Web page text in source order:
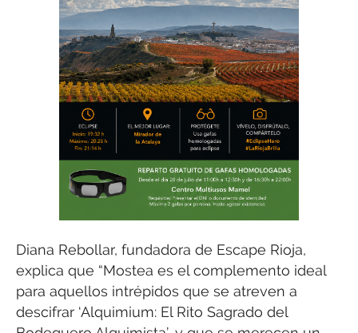
Diana Rebollar, fundadora de Escape Rioja,
explica que “Mostea es el complemento ideal
para aquellos intrépidos que se atreven a
descifrar ‘Alquimium: El Rito Sagrado del